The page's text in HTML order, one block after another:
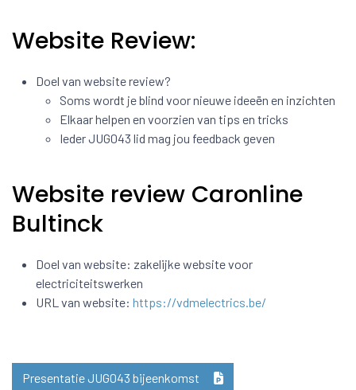
Website Review:
Doel van website review?
Soms wordt je blind voor nieuwe ideeën en inzichten
Elkaar helpen en voorzien van tips en tricks
Ieder JUG043 lid mag jou feedback geven
Website review Caronline
Bultinck
Doel van website: zakelijke website voor
electriciteitswerken
URL van website: https://vdmelectrics.be/
Presentatie JUG043 bijeenkomst